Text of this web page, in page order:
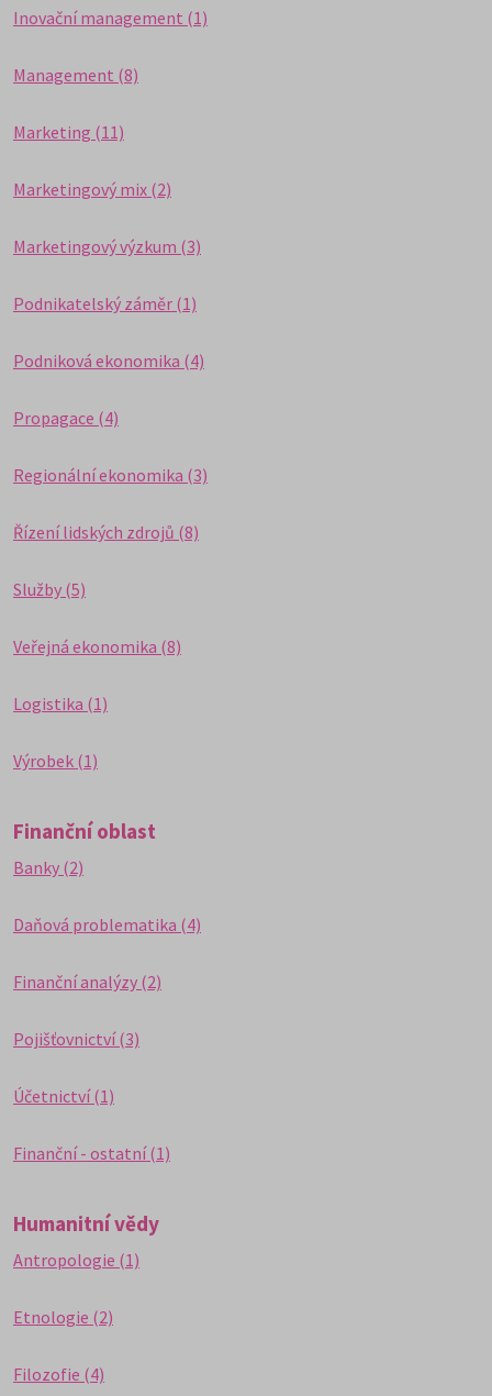
Inovační management (1)
Management (8)
Marketing (11)
Marketingový mix (2)
Marketingový výzkum (3)
Podnikatelský záměr (1)
Podniková ekonomika (4)
Propagace (4)
Regionální ekonomika (3)
Řízení lidských zdrojů (8)
Služby (5)
Veřejná ekonomika (8)
Logistika (1)
Výrobek (1)
Finanční oblast
Banky (2)
Daňová problematika (4)
Finanční analýzy (2)
Pojišťovnictví (3)
Účetnictví (1)
Finanční - ostatní (1)
Humanitní vědy
Antropologie (1)
Etnologie (2)
Filozofie (4)